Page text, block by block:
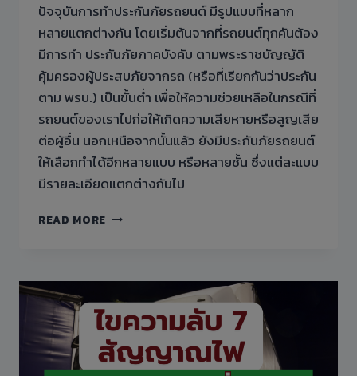
ปัจจุบันการทำประกันภัยรถยนต์ มีรูปแบบที่หลาก
หลายแตกต่างกัน โดยเริ่มต้นจากที่รถยนต์ทุกคันต้อง
มีการทำ ประกันภัยภาคบังคับ ตามพระราชบัญญัติ
คุ้มครองผู้ประสบภัยจากรถ (หรือที่เรียกกันว่าประกัน
ตาม พรบ.) เป็นขั้นต่ำ เพื่อให้ความช่วยเหลือในกรณีที่
รถยนต์ของเราไปก่อให้เกิดความเสียหายหรือสูญเสีย
ต่อผู้อื่น นอกเหนือจากนั้นแล้ว ยังมีประกันภัยรถยนต์
ให้เลือกทำได้อีกหลายแบบ หรือหลายชั้น ซึ่งแต่ละแบบ
มีรายละเอียดแตกต่างกันไป
READ MORE ประกัน
ประเภท
คุ้มครอง
แตก
ต่าง
กัน
อย่างไร